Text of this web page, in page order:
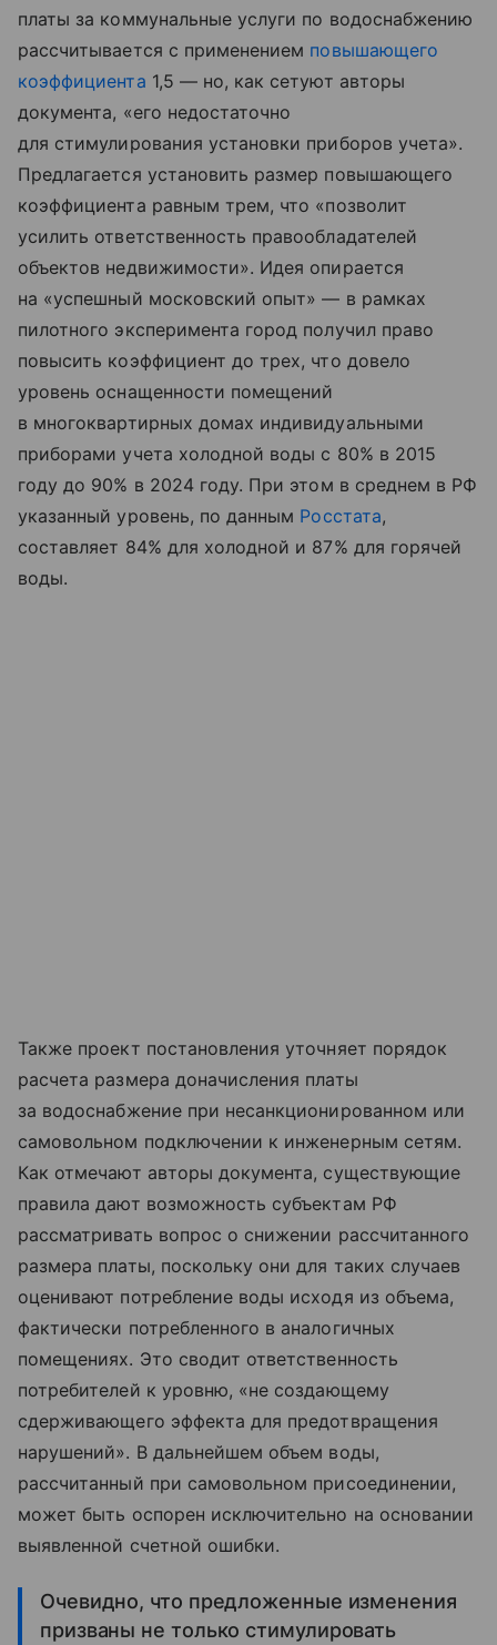
платы за коммунальные услуги по водоснабжению
рассчитывается с применением повышающего
коэффициента 1,5 — но, как сетуют авторы
документа, «его недостаточно
для стимулирования установки приборов учета».
Предлагается установить размер повышающего
коэффициента равным трем, что «позволит
усилить ответственность правообладателей
объектов недвижимости». Идея опирается
на «успешный московский опыт» — в рамках
пилотного эксперимента город получил право
повысить коэффициент до трех, что довело
уровень оснащенности помещений
в многоквартирных домах индивидуальными
приборами учета холодной воды с 80% в 2015
году до 90% в 2024 году. При этом в среднем в РФ
указанный уровень, по данным Росстата,
составляет 84% для холодной и 87% для горячей
воды.
Также проект постановления уточняет порядок
расчета размера доначисления платы
за водоснабжение при несанкционированном или
самовольном подключении к инженерным сетям.
Как отмечают авторы документа, существующие
правила дают возможность субъектам РФ
рассматривать вопрос о снижении рассчитанного
размера платы, поскольку они для таких случаев
оценивают потребление воды исходя из объема,
фактически потребленного в аналогичных
помещениях. Это сводит ответственность
потребителей к уровню, «не создающему
сдерживающего эффекта для предотвращения
нарушений». В дальнейшем объем воды,
рассчитанный при самовольном присоединении,
может быть оспорен исключительно на основании
выявленной счетной ошибки.
Очевидно, что предложенные изменения
призваны не только стимулировать